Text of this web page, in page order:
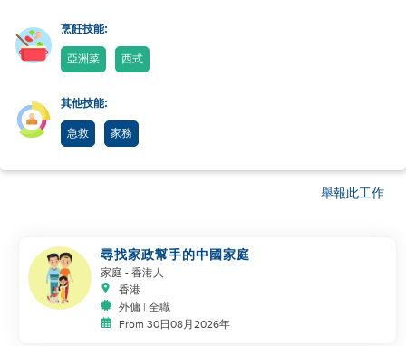
烹飪技能:
亞洲菜 西式
其他技能:
急救 家務
舉報此工作
尋找家政幫手的中國家庭
家庭 - 香港人
香港
外傭 | 全職
From 30日08月2026年